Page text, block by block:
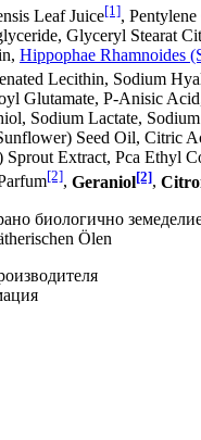
Leaf Juice[1],
Glyceryl Stearat
Hippophae Rhamnoides
Lecithin, Sodium
Glutamate, P-Anisic
Sodium Lactate,
Seed Oil, Citric
Sprout Extract, Pca Ethyl
[2], Geraniol[2],
биологично
Ölen